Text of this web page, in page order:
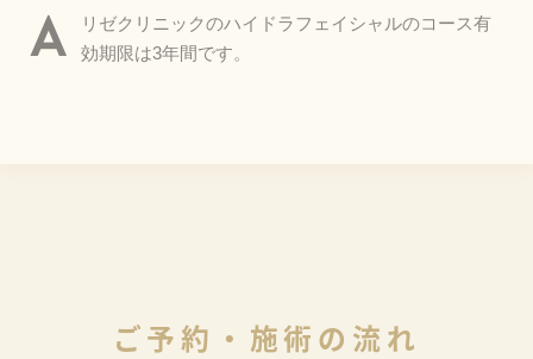
A
リゼクリニックのハイドラフェイシャルのコース有
効期限は3年間です。
ご予約 ・ 施術 の 流れ